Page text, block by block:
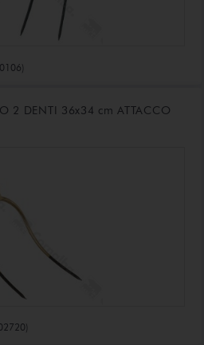
2 DENTI 36x34 cm ATTACCO